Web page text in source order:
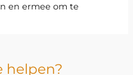
en ermee om te
helpen?